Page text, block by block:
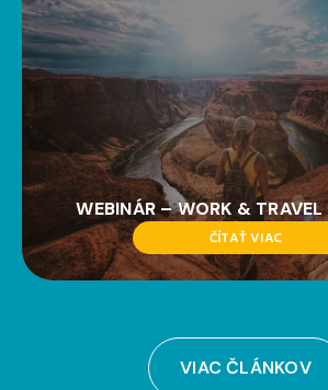
WEBINÁR – WORK &
ČÍTAŤ VIAC
VIAC ČLÁNKOV